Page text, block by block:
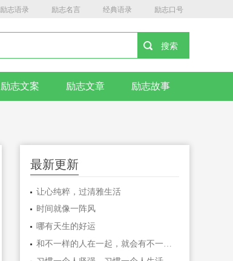
励志语录 励志名言 经典语录 励志口号
励志文案 励志文章 励志故事
最新更新
让心纯粹，过清雅生活
时间就像一阵风
哪有天生的好运
和不一样的人在一起，就会有不一样的人生